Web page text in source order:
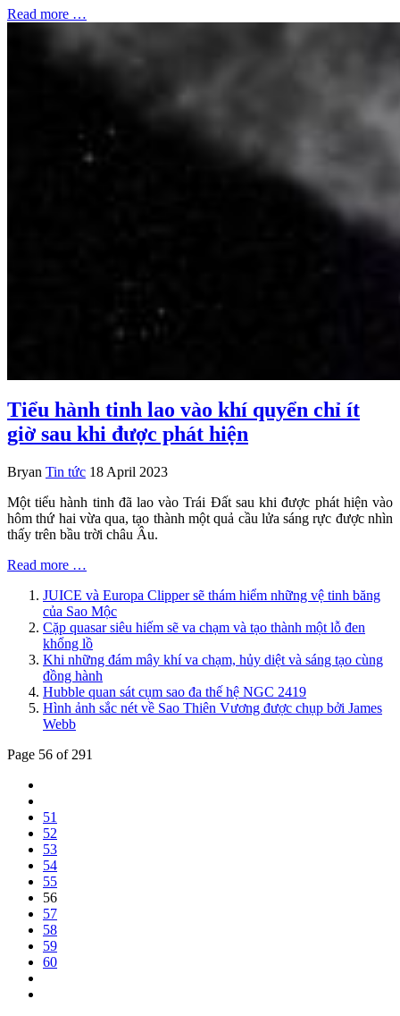
Read more …
Tiểu hành tinh lao vào khí quyển chỉ ít
giờ sau khi được phát hiện
Bryan Tin tức 18 April 2023
Một tiểu hành tinh đã lao vào Trái Đất sau khi được phát hiện vào
hôm thứ hai vừa qua, tạo thành một quả cầu lửa sáng rực được nhìn
thấy trên bầu trời châu Âu.
Read more …
JUICE và Europa Clipper sẽ thám hiểm những vệ tinh băng
của Sao Mộc
Cặp quasar siêu hiếm sẽ va chạm và tạo thành một lỗ đen
khổng lồ
Khi những đám mây khí va chạm, hủy diệt và sáng tạo cùng
đồng hành
Hubble quan sát cụm sao đa thế hệ NGC 2419
Hình ảnh sắc nét về Sao Thiên Vương được chụp bởi James
Webb
Page 56 of 291
51
52
53
54
55
56
57
58
59
60